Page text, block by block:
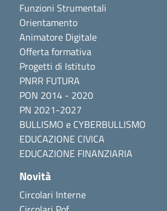
Funzioni Strumentali
Orientamento
Animatore Digitale
Offerta formativa
Progetti di Istituto
PNRR FUTURA
PON 2014 - 2020
PN 2021-2027
BULLISMO e CYBERBULLISMO
EDUCAZIONE CIVICA
EDUCAZIONE FINANZIARIA
Novità
Circolari Interne